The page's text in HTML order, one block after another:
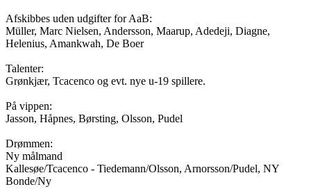
Afskibbes uden udgifter for AaB:
Müller, Marc Nielsen, Andersson, Maarup, Adedeji, Diagne,
Helenius, Amankwah, De Boer
Talenter:
Grønkjær, Tcacenco og evt. nye u-19 spillere.
På vippen:
Jasson, Håpnes, Børsting, Olsson, Pudel
Drømmen:
Ny målmand
Kallesøe/Tcacenco - Tiedemann/Olsson, Arnorsson/Pudel, NY
Bonde/Ny